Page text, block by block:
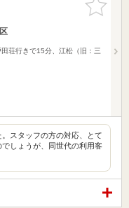
りに追加
荘行きで15分、江松（旧：三
スタッフの方の対応、とて
しょうが、同世代の利用客